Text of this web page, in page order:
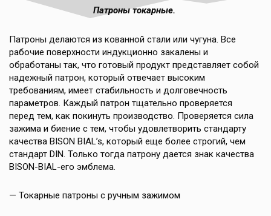
Патроны токарные.
Патроны делаются из кованной стали или чугуна. Все
рабочие поверхности индукционно закалены и
обработаны так, что готовый продукт представляет собой
надежный патрон, который отвечает высоким
требованиям, имеет стабильность и долговечность
параметров. Каждый патрон тщательно проверяется
перед тем, как покинуть производство. Проверяется сила
зажима и биение с тем, чтобы удовлетворить стандарту
качества BISON BIAL’s, который еще более строгий, чем
стандарт DIN. Только тогда патрону дается знак качества
BISON-BIAL-его эмблема.
— Токарные патроны с ручным зажимом